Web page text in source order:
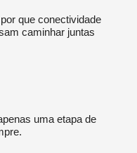
que conectividade
caminhar juntas
uma etapa de